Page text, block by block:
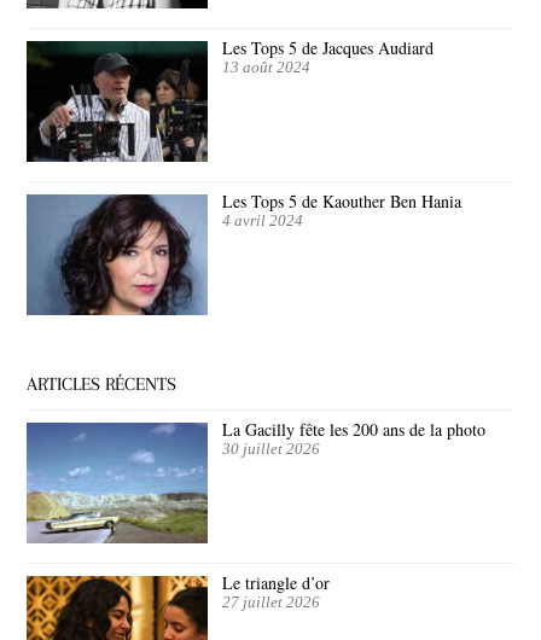
Les Tops 5 de Jacques Audiard
13 août 2024
Les Tops 5 de Kaouther Ben Hania
4 avril 2024
ARTICLES RÉCENTS
La Gacilly fête les 200 ans de la photo
30 juillet 2026
Le triangle d’or
27 juillet 2026